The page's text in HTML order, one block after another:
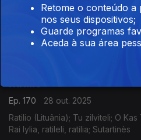
Quem Canta Assim
29 out. 2025
Arooj Aftab (Paquistão);
Ep. 170
28 out. 2025
Ratilio (Lituânia); Tu zilviteli; O
Rai lylia, ratileli, ratilia; Sutartinès
Retome o conteúdo
nos seus dispositivos;
Guarde programas
Aceda à sua área